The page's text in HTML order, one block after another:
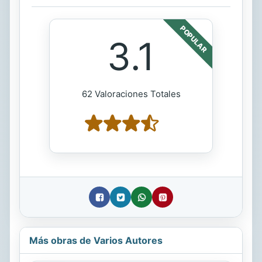
POPULAR
3.1
62 Valoraciones Totales
Más obras de Varios Autores